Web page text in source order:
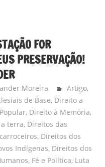
FOR
PRESERVAÇÃO!
Moreira Artigo,
de Base, Direito a
, Direito à Memória,
terra, Direitos das
, Direitos dos
Indígenas, Direitos dos
, Fé e Política, Luta